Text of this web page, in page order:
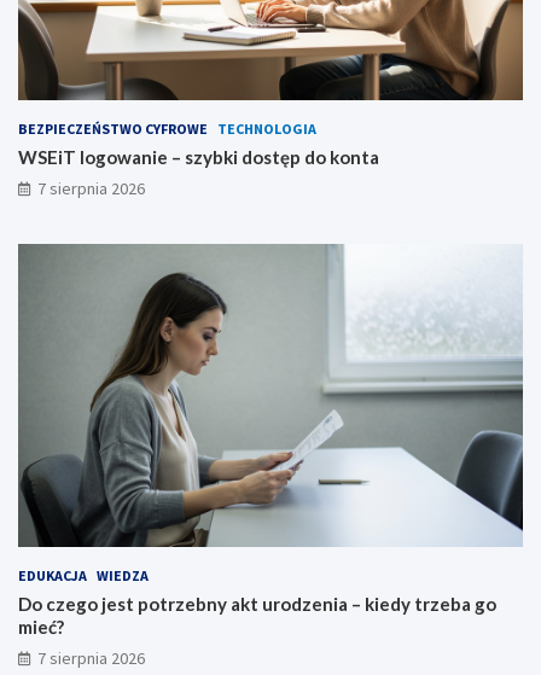
BEZPIECZEŃSTWO CYFROWE TECHNOLOGIA
WSEiT logowanie – szybki dostęp do konta
7 sierpnia 2026
EDUKACJA WIEDZA
Do czego jest potrzebny akt urodzenia – kiedy trzeba go
mieć?
7 sierpnia 2026